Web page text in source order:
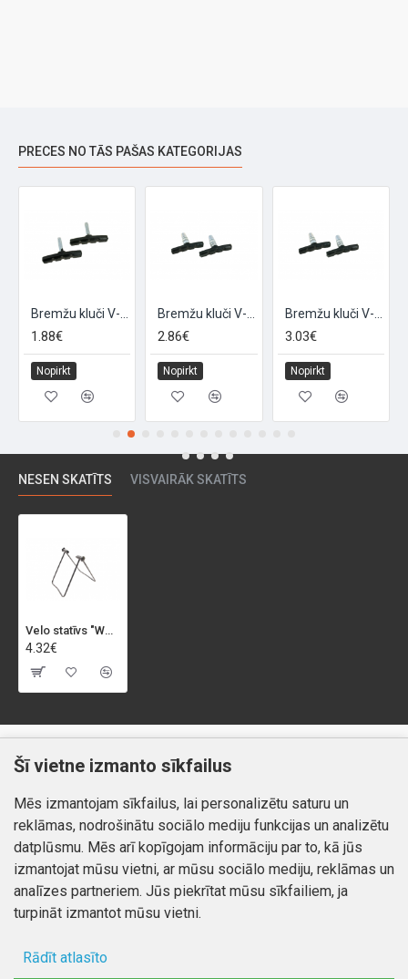
PRECES NO TĀS PAŠAS KATEGORIJAS
1.88€
Nopirkt
2.86€
Nopirkt
3.03€
Nopirkt
NESEN SKATĪTS VISVAIRĀK SKATĪTS
Velo statīvs "WORKSHOP", melns
4.32€
Klientiem
Kontakti
Preču atgriešana
Mans profils
Mans profils
Pasūtījumi
Piegāde un apmaksa
Atteikuma tiesības
Privātuma politika
Kontakti
Šī vietne izmanto sīkfailus
Mēs izmantojam sīkfailus, lai personalizētu saturu un
reklāmas, nodrošinātu sociālo mediju funkcijas un analizētu
datplūsmu. Mēs arī kopīgojam informāciju par to, kā jūs
izmantojat mūsu vietni, ar mūsu sociālo mediju, reklāmas un
analīzes partneriem. Jūs piekrītat mūsu sīkfailiem, ja
turpināt izmantot mūsu vietni.
Rādīt atlasīto